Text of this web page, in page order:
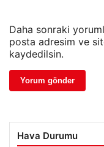
Daha sonraki
posta adresim ve
kaydedilsin.
Hava Durumu